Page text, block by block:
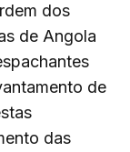
dos
de Angola
de
das